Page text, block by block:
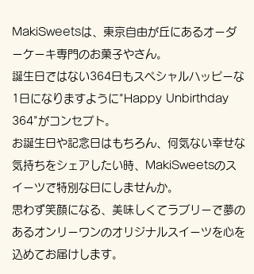
MakiSweetsは、東京自由が丘にあるオーダ
ーケーキ専門のお菓子やさん​。
誕生日ではない364日もスペシャルハッピーな
1日になりますように"Happy Unbirthday
364"がコンセプト。
お誕生日や記念日はもちろん、何気ない幸せな
気持ちをシェアしたい時、MakiSweetsのス
イーツで特別な日にしませんか。
思わず笑顔になる、美味しくてラブリーで夢の
あるオンリーワンのオリジナルスイーツを心を
込めてお届けします。